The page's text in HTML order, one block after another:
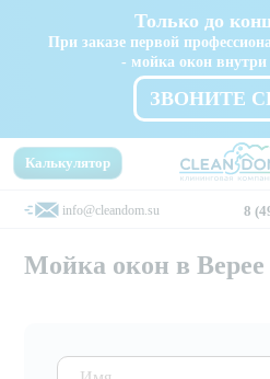
Только до
При заказе первой
- мойка окон
ЗВОНИТЕ
info@cleandom.su 8
Калькулятор
Мойка окон в Верее